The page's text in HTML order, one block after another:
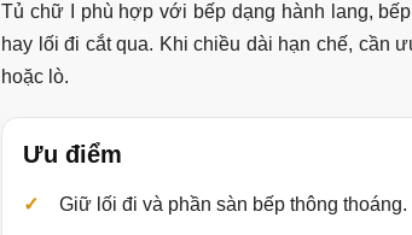
Tủ chữ I phù hợp với bếp dạng hành lang,
hay lối đi cắt qua. Khi chiều dài hạn chế, cần
hoặc lò.
Ưu điểm
Giữ lối đi và phần sàn bếp thông thoáng.